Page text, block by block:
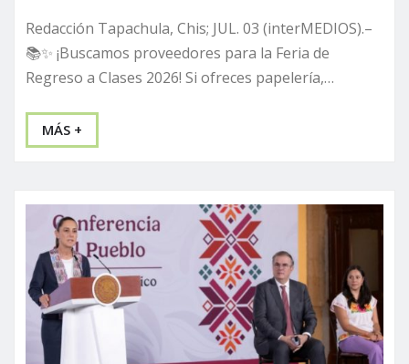
Redacción Tapachula, Chis; JUL. 03 (interMEDIOS).–
📚✨ ¡Buscamos proveedores para la Feria de
Regreso a Clases 2026! Si ofreces papelería,…
MÁS +